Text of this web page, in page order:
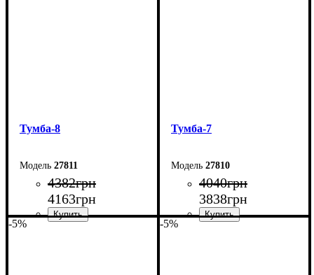
Тумба-8
27811
4382грн
4163грн
Тумба-7
27810
4040грн
3838грн
-5% -5%